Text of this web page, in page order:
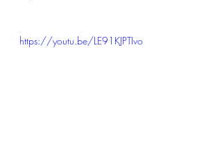
https://youtu.be/LE91KJPTIvo